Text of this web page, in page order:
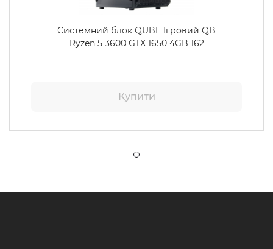
Системний блок QUBE Ігровий QB
Ryzen 5 3600 GTX 1650 4GB 162
Купити